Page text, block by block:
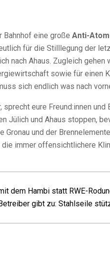
Bahnhof eine große Anti-
für die Stilllegung der
nach Ahaus. Zugleich gehen
sowie für einen
sich endlich was nach
eure Freund:innen und
Jülich und Ahaus stoppen,
und der
immer offensichtlichere
dem Hambi statt RWE-
gibt zu: Stahlseile